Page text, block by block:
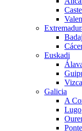
Euskadi
Galicia
A
Lugo